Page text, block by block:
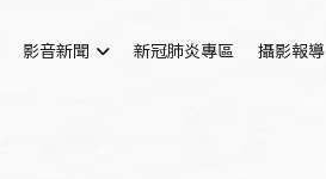
影音新聞 新冠肺炎專區 攝影報導